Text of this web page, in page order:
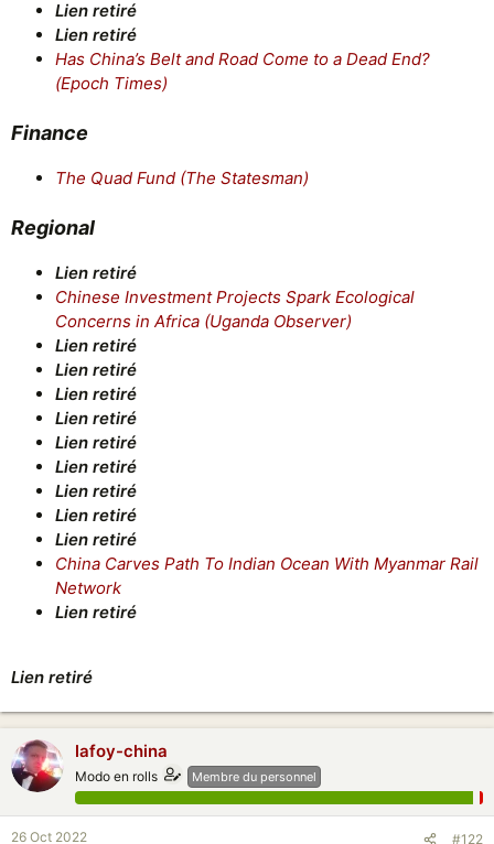
Lien retiré
Lien retiré
Has China’s Belt and Road Come to a Dead End?
(Epoch Times)
Finance
The Quad Fund (The Statesman)
Regional
Lien retiré
Chinese Investment Projects Spark Ecological
Concerns in Africa (Uganda Observer)
Lien retiré
Lien retiré
Lien retiré
Lien retiré
Lien retiré
Lien retiré
Lien retiré
Lien retiré
Lien retiré
China Carves Path To Indian Ocean With Myanmar Rail
Network
Lien retiré
Lien retiré
lafoy-china
Modo en rolls Membre du personnel
26 Oct 2022 #122